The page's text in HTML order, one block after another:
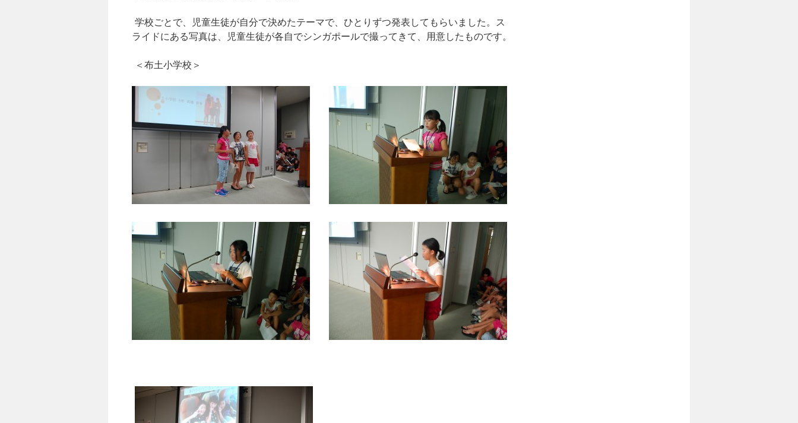
学校ごとで、児童生徒が自分で決めたテーマで、ひとりずつ発表してもらいました。ス
ライドにある写真は、児童生徒が各自でシンガポールで撮ってきて、用意したものです。
＜布土小学校＞